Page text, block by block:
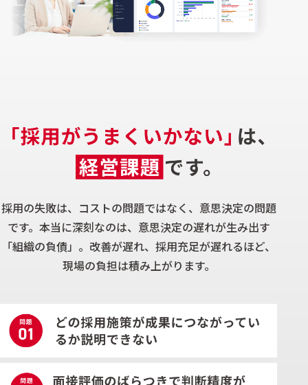
採用の失敗は、コストの問題ではなく、意思決定の問題
です。本当に深刻なのは、意思決定の遅れが生み出す
「組織の負債」。改善が遅れ、採用充足が遅れるほど、
現場の負担は積み上がります。